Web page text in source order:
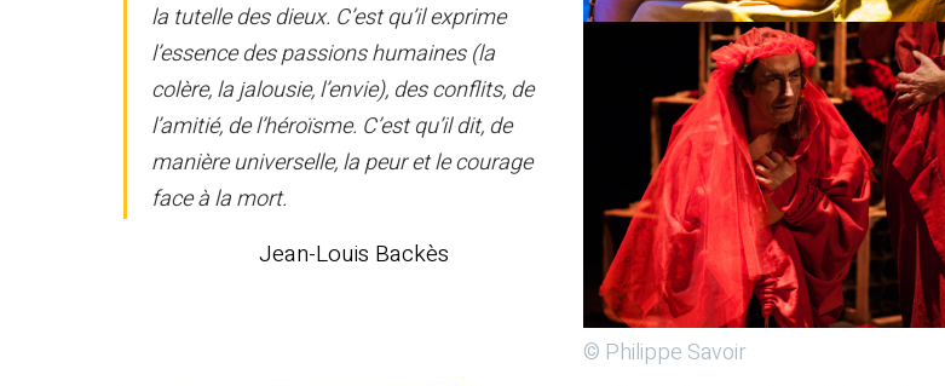
la tutelle des dieux. C’est qu’il exprime
l’essence des passions humaines (la
colère, la jalousie, l’envie), des conflits, de
l’amitié, de l’héroïsme. C’est qu’il dit, de
manière universelle, la peur et le courage
face à la mort.
Jean-Louis Backès
© Philippe Savoir